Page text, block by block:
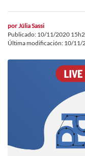
porJúlia Sassi
Publicado: 10/11/2020
Última modificación: 10/11/